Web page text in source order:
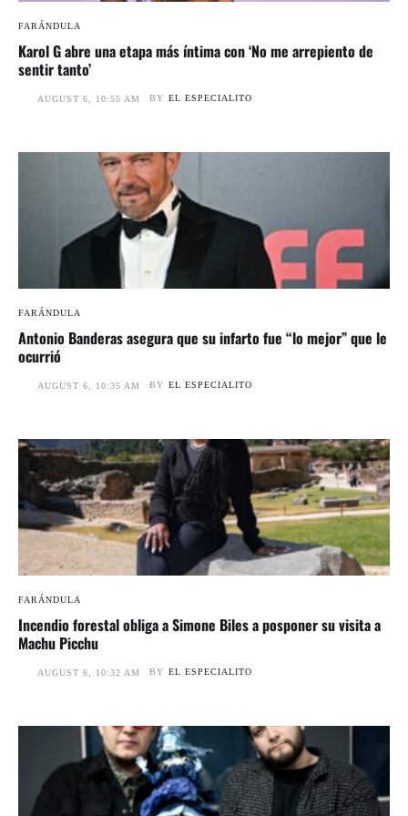
FARÁNDULA
Karol G abre una etapa más íntima con ‘No me arrepiento de
sentir tanto’
AUGUST 6, 10:55 AM BY EL ESPECIALITO
FARÁNDULA
Antonio Banderas asegura que su infarto fue “lo mejor” que le
ocurrió
AUGUST 6, 10:35 AM BY EL ESPECIALITO
FARÁNDULA
Incendio forestal obliga a Simone Biles a posponer su visita a
Machu Picchu
AUGUST 6, 10:32 AM BY EL ESPECIALITO